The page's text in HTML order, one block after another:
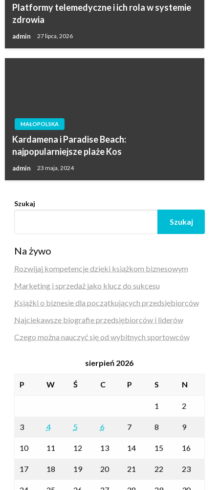
Platformy telemedyczne i ich rola w systemie
zdrowia
admin 27 lipca, 2026
MAŁOPOLSKA
Kardamena i Paradise Beach:
najpopularniejsze plaże Kos
admin 23 maja, 2024
Szukaj
Szukaj
Na żywo
Rozwijaj kompetencje dzięki książkom biznesowym
Marketing i sprzedaż jako klucz do sukcesu
Książki o biznesie dla początkujących przedsiębiorców
Najciekawsze biografie przedsiębiorców i liderów
Czego można nauczyć się od wybitnych sportowców
sierpień 2026
P W Ś C P S N
1 2
3 4 5 6 7 8 9
10 11 12 13 14 15 16
17 18 19 20 21 22 23